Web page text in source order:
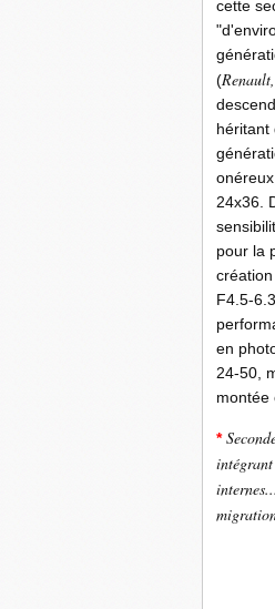
cette
(
héritant
24x36.
pour la
F4.5-
en
24-50,
montée
*
intégrant